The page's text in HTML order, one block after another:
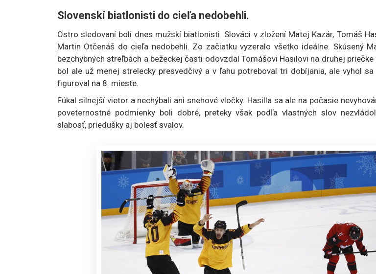
Slovenskí biatlonisti do cieľa nedobehli.
Ostro sledovaní boli dnes mužskí biatlonisti. Slováci v zložení Matej Kazár, Tomáš
Martin Otčenáš do cieľa nedobehli. Zo začiatku vyzeralo všetko ideálne. Skúsený
bezchybných streľbách a bežeckej časti odovzdal Tomášovi Hasilovi na druhej priečke
bol ale už menej strelecky presvedčivý a v ľahu potreboval tri dobíjania, ale vyhol
figuroval na 8. mieste.
Fúkal silnejší vietor a nechýbali ani snehové vločky. Hasilla sa ale na počasie
poveternostné podmienky boli dobré, preteky však podľa vlastných slov
slabosť, priedušky aj bolesť svalov.